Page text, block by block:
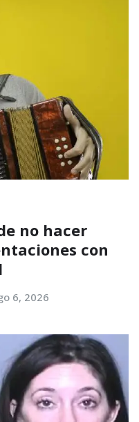
no hacer
con
6, 2026